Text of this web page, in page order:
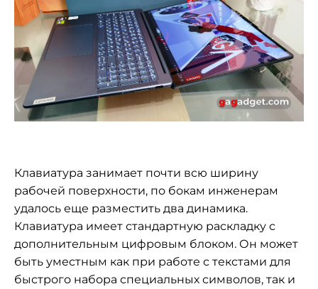
Клавиатура занимает почти всю ширину
рабочей поверхности, по бокам инженерам
удалось еще разместить два динамика.
Клавиатура имеет стандартную раскладку с
дополнительным цифровым блоком. Он может
быть уместным как при работе с текстами для
быстрого набора специальных символов, так и